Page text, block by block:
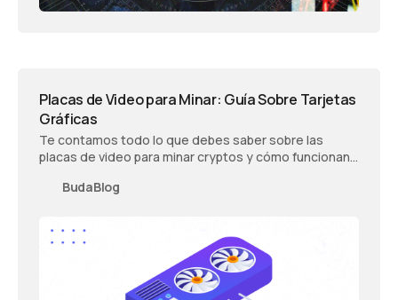
Placas de Video para Minar: Guía Sobre Tarjetas
Gráficas
Te contamos todo lo que debes saber sobre las
placas de video para minar cryptos y cómo funcionan
BudaBlog